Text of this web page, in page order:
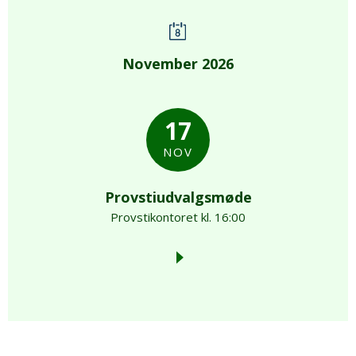
November 2026
17
NOV
Provstiudvalgsmøde
Provstikontoret kl. 16:00